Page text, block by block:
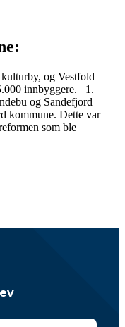
og Vestfold
innbyggere. 1.
og Sandefjord
kommune. Dette var
som ble